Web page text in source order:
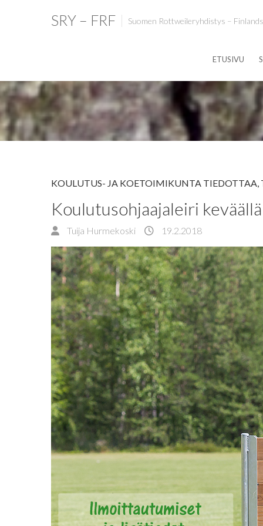
SRY – FRF Suomen Rottweileryhdistys –
ETUSIVU
KOULUTUS- JA KOETOIMIKUNTA TIEDOTTAA,
Koulutusohjaajaleiri
Tuija Hurmekoski 19.2.2018